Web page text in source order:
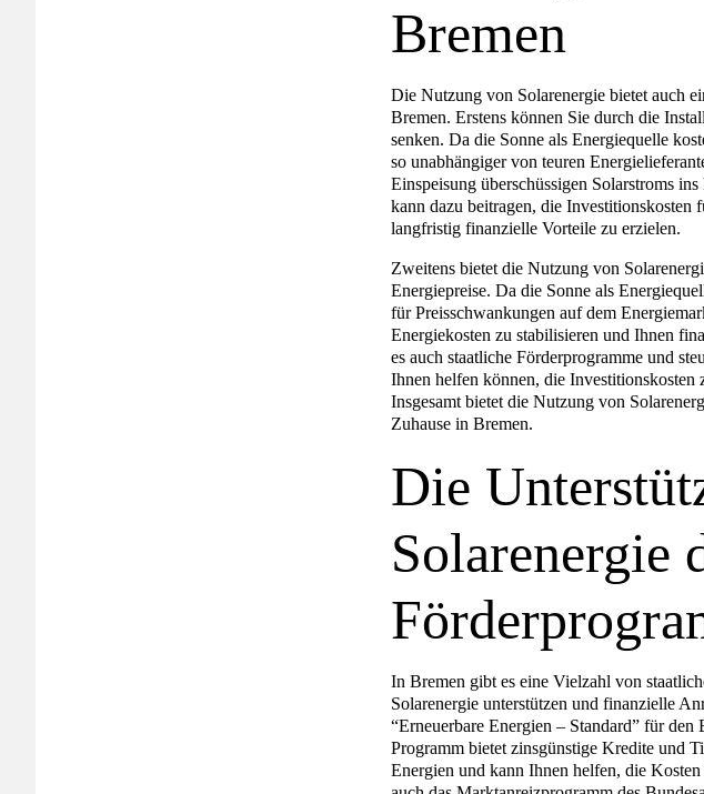
Bremen
Die Nutzung von Solarenergie bietet auch
Bremen. Erstens können Sie durch die
senken. Da die Sonne als Energiequelle
so unabhängiger von teuren
Einspeisung überschüssigen Solarstroms
kann dazu beitragen, die Investitionskosten
langfristig finanzielle Vorteile zu erzielen.
Zweitens bietet die Nutzung von
Energiepreise. Da die Sonne als
für Preisschwankungen auf dem
Energiekosten zu stabilisieren und Ihnen
es auch staatliche Förderprogramme und
Ihnen helfen können, die Investitionskosten
Insgesamt bietet die Nutzung von
Zuhause in Bremen.
Die
Solarenergie
In Bremen gibt es eine Vielzahl von
Solarenergie unterstützen und finanzielle
“Erneuerbare Energien – Standard” für
Programm bietet zinsgünstige Kredite und
Energien und kann Ihnen helfen, die